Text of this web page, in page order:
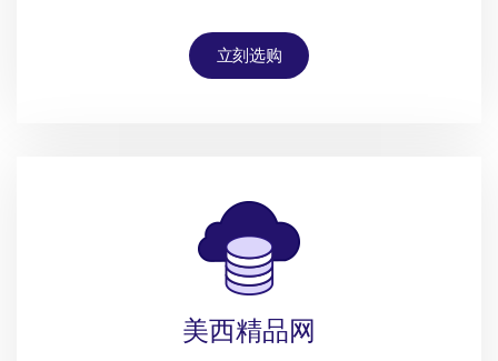
立刻选购
美西精品网